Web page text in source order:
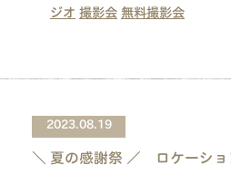
ジオ 撮影会 無料撮影会
2023.08.19
＼ 夏の感謝祭 ／ ロケーシ